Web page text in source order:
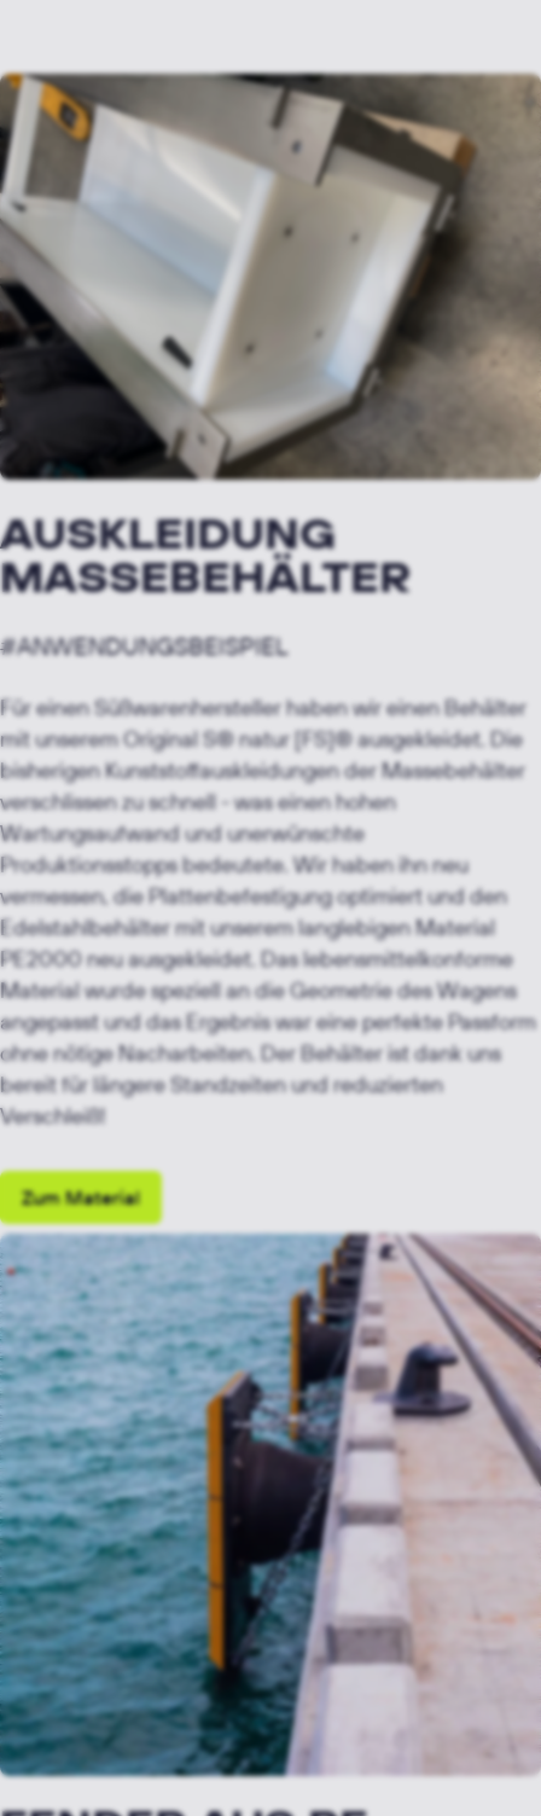
AUSKLEIDUNG
MASSEBEHÄLTER
#ANWENDUNGSBEISPIEL
Für einen Süßwarenhersteller haben wir einen Behälter
mit unserem Original S® natur [FS]® ausgekleidet. Die
bisherigen Kunststoffauskleidungen der Massebehälter
verschlissen zu schnell - was einen hohen
Wartungsaufwand und unerwünschte
Produktionsstopps bedeutete. Wir haben ihn neu
vermessen, die Plattenbefestigung optimiert und den
Edelstahlbehälter mit unserem langlebigen Material
PE2000 neu ausgekleidet. Das lebensmittelkonforme
Material wurde speziell an die Geometrie des Wagens
angepasst und das Ergebnis war eine perfekte Passform
ohne nötige Nacharbeiten. Der Behälter ist dank uns
bereit für längere Standzeiten und reduzierten
Verschleiß!
Zum Material